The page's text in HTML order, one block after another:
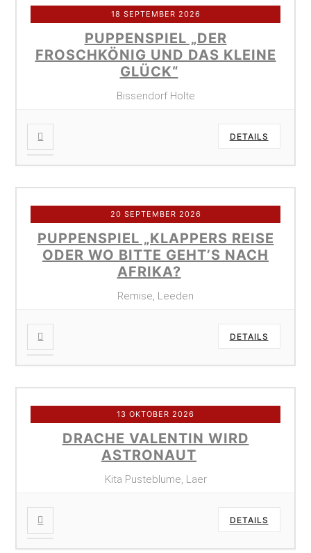
18 SEPTEMBER 2026
PUPPENSPIEL „DER
FROSCHKÖNIG UND DAS KLEINE
GLÜCK“
Bissendorf Holte
DETAILS
20 SEPTEMBER 2026
PUPPENSPIEL „KLAPPERS REISE
ODER WO BITTE GEHT’S NACH
AFRIKA?
Remise, Leeden
DETAILS
13 OKTOBER 2026
DRACHE VALENTIN WIRD
ASTRONAUT
Kita Pusteblume, Laer
DETAILS